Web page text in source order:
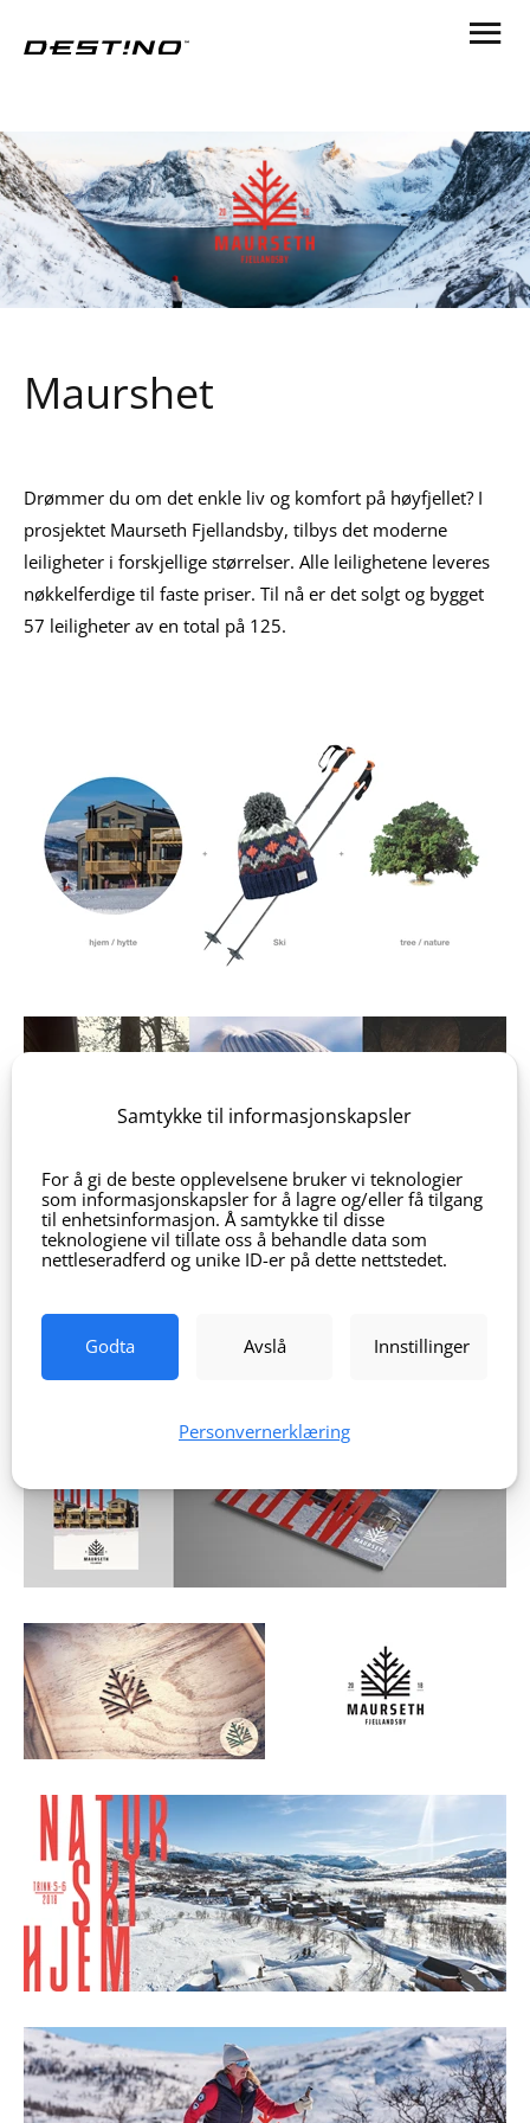
Maurshet
Drømmer du om det enkle liv og komfort på høyfjellet? I
prosjektet Maurseth Fjellandsby, tilbys det moderne
leiligheter i forskjellige størrelser. Alle leilighetene leveres
nøkkelferdige til faste priser. Til nå er det solgt og bygget
57 leiligheter av en total på 125.
Samtykke til informasjonskapsler
For å gi de beste opplevelsene bruker vi teknologier
som informasjonskapsler for å lagre og/eller få tilgang
til enhetsinformasjon. Å samtykke til disse
teknologiene vil tillate oss å behandle data som
nettleseradferd og unike ID-er på dette nettstedet.
Godta Avslå Innstillinger
Personvernerklæring